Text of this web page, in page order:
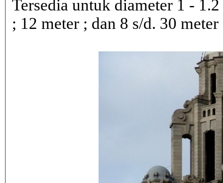
Tersedia untuk diameter 1 -
; 12 meter ; dan 8 s/d. 30 meter